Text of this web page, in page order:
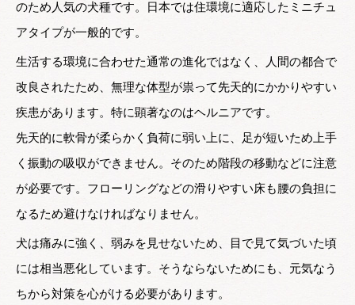
のため人気の犬種です。日本では住環境に適応したミニチュ
アタイプが一般的です。
生活する環境に合わせた通常の進化ではなく、人間の都合で
改良されたため、無理な体型が祟って先天的にかかりやすい
疾患があります。特に顕著なのはヘルニアです。
先天的に軟骨が柔らかく負荷に弱い上に、足が短いため上手
く振動の吸収ができません。そのため階段の移動などに注意
が必要です。フローリングなどの滑りやすい床も腰の負担に
なるため避けなければなりません。
犬は痛みに強く、弱みを見せないため、目で見て気づいた頃
には相当悪化しています。そうならないためにも、元気なう
ちから対策を心がける必要があります。